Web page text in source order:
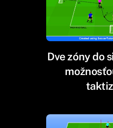
Dve zóny do